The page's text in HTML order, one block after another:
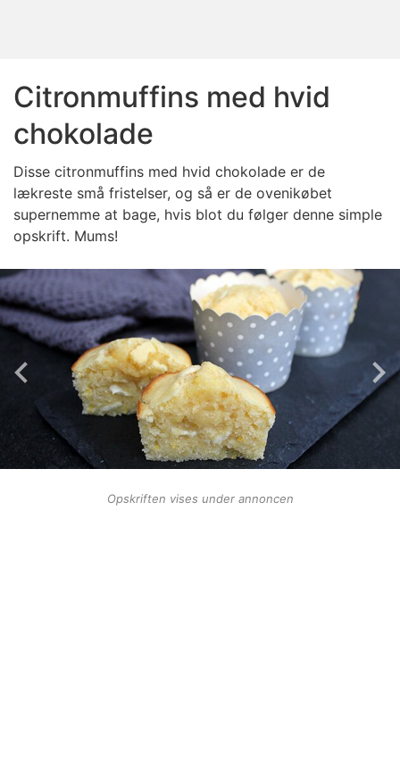
Citronmuffins med hvid
chokolade
Disse citronmuffins med hvid chokolade er de
lækreste små fristelser, og så er de ovenikøbet
supernemme at bage, hvis blot du følger denne simple
opskrift. Mums!
Opskriften vises under annoncen